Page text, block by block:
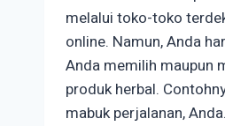
melalui toko-toko
online. Namun, Anda
Anda memilih maupun
produk herbal.
mabuk perjalanan,